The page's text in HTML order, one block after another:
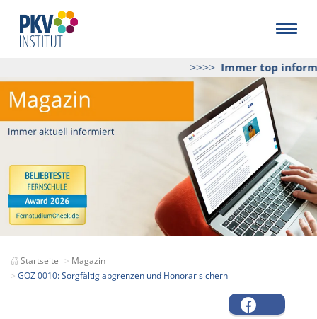
>>>>Immer top
Startseite
Magazin
GOZ 0010: Sorgfältig abgrenzen und Honorar sichern